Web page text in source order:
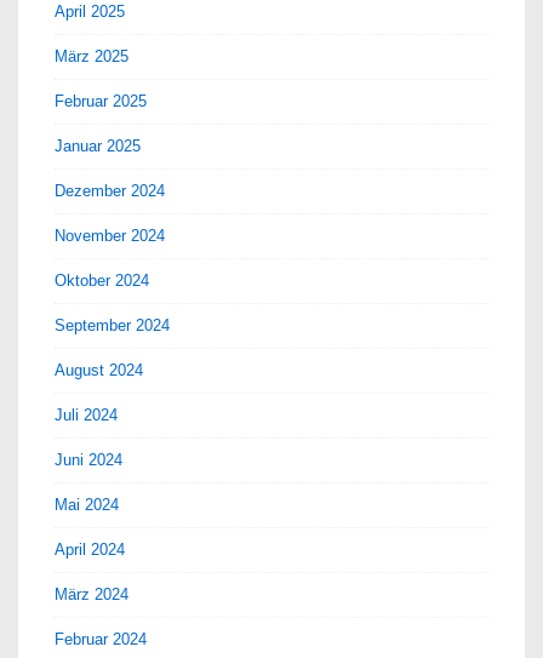
April 2025
März 2025
Februar 2025
Januar 2025
Dezember 2024
November 2024
Oktober 2024
September 2024
August 2024
Juli 2024
Juni 2024
Mai 2024
April 2024
März 2024
Februar 2024